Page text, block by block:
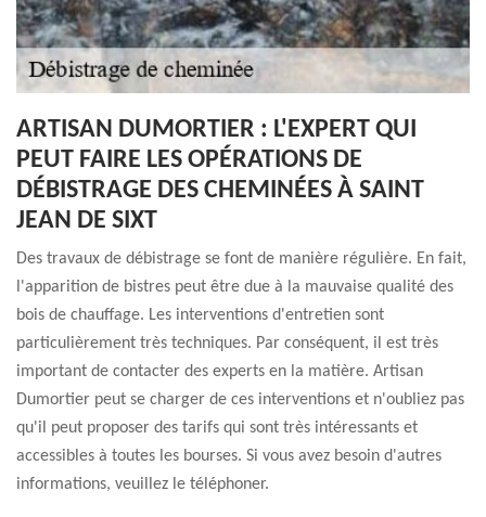
ARTISAN DUMORTIER : L'EXPERT QUI
PEUT FAIRE LES OPÉRATIONS DE
DÉBISTRAGE DES CHEMINÉES À SAINT
JEAN DE SIXT
Des travaux de débistrage se font de manière régulière. En fait,
l'apparition de bistres peut être due à la mauvaise qualité des
bois de chauffage. Les interventions d'entretien sont
particulièrement très techniques. Par conséquent, il est très
important de contacter des experts en la matière. Artisan
Dumortier peut se charger de ces interventions et n'oubliez pas
qu'il peut proposer des tarifs qui sont très intéressants et
accessibles à toutes les bourses. Si vous avez besoin d'autres
informations, veuillez le téléphoner.